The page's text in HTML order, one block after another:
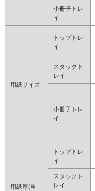
小冊子トレ
イ
用紙サイズ
トップトレ
イ
スタックト
レイ
小冊子トレ
イ
用紙厚(重
トップトレ
イ
スタックト
レイ